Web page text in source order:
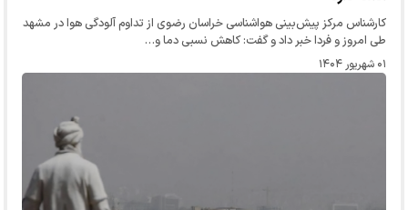
کارشناس مرکز پیش‌بینی هواشناسی خراسان رضوی از تداوم آلودگی هوا در مشهد
طی امروز و فردا خبر داد و گفت: کاهش نسبی دما و…
۰۱ شهریور ۱۴۰۴